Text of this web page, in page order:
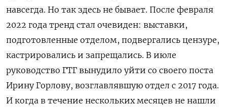
навсегда. Но так здесь не бывает. После февраля
2022 года тренд стал очевиден: выставки,
подготовленные отделом, подвергались цензуре,
кастрировались и запрещались. В июле
руководство ГТГ вынудило уйти со своего поста
Ирину Горлову, возглавлявшую отдел с 2017 года.
И когда в течение нескольких месяцев не нашли